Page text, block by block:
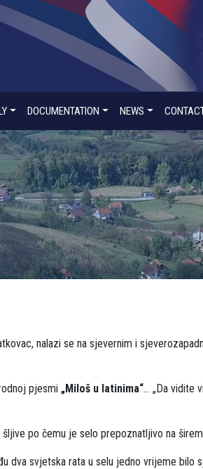
DOCUMENTATION NEWS
nalazi se na sjevernim i
pjesmi „Miloš u latinima“... „Da vidite
po čemu je selo prepoznatljivo na
svjetska rata u selu jedno vrijeme bilo